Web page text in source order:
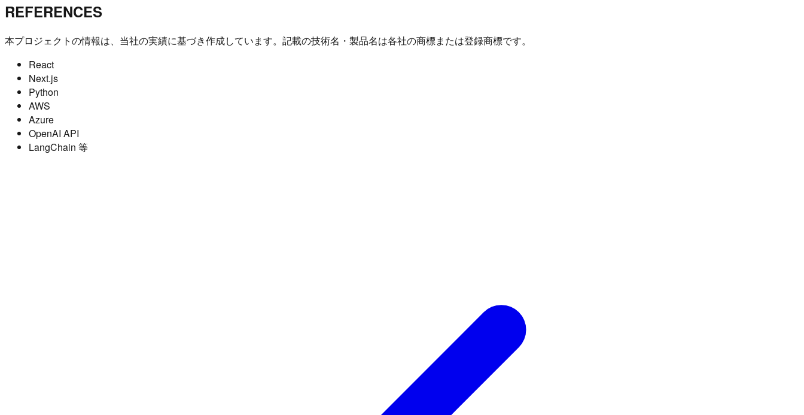
REFERENCES
本プロジェクトの情報は、当社の実績に基づき作成しています。記載の技術名・製品名は各社の商標または登録商標です。
React
Next.js
Python
AWS
Azure
OpenAI API
LangChain 等